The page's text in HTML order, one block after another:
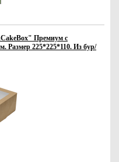
Премиум с
Размер 225*225*110. Из бур/